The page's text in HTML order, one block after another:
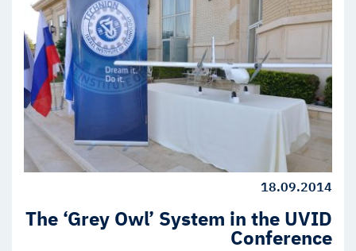
18.09.2014
The ‘Grey Owl’ System in the UVID
Conference